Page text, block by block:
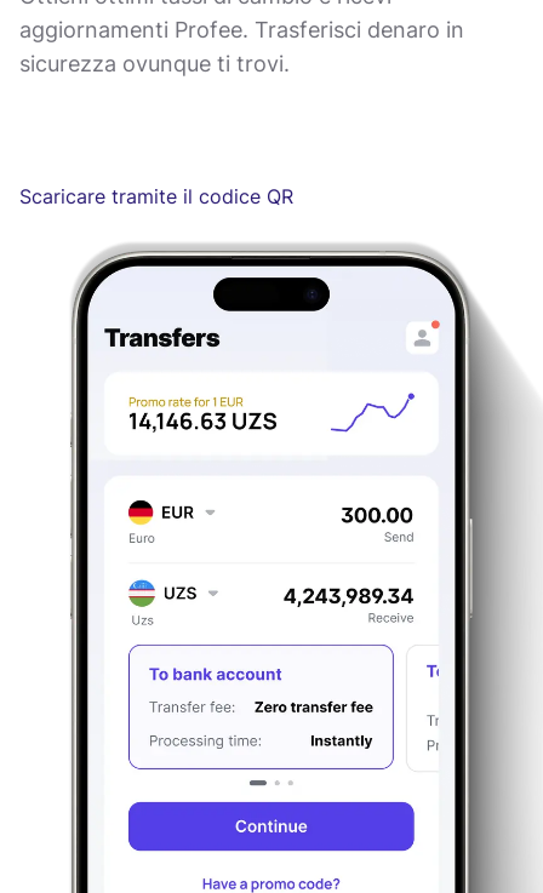
aggiornamenti Profee. Trasferisci denaro in
sicurezza ovunque ti trovi.
Scaricare tramite il codice QR